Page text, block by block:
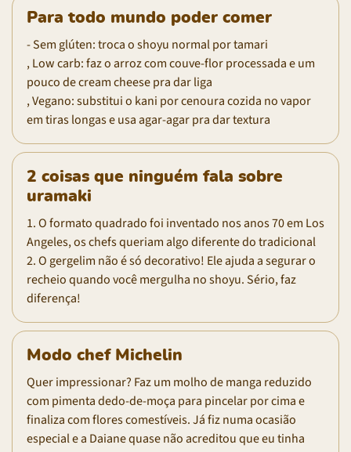
Para todo mundo poder comer
- Sem glúten: troca o shoyu normal por tamari
, Low carb: faz o arroz com couve-flor processada e um
pouco de cream cheese pra dar liga
, Vegano: substitui o kani por cenoura cozida no vapor
em tiras longas e usa agar-agar pra dar textura
2 coisas que ninguém fala sobre
uramaki
1. O formato quadrado foi inventado nos anos 70 em Los
Angeles, os chefs queriam algo diferente do tradicional
2. O gergelim não é só decorativo! Ele ajuda a segurar o
recheio quando você mergulha no shoyu. Sério, faz
diferença!
Modo chef Michelin
Quer impressionar? Faz um molho de manga reduzido
com pimenta dedo-de-moça para pincelar por cima e
finaliza com flores comestíveis. Já fiz numa ocasião
especial e a Daiane quase não acreditou que eu tinha